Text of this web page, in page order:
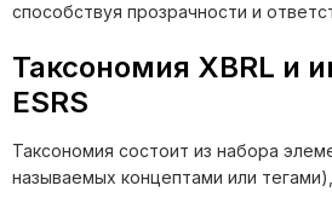
способствуя прозрачности и
Таксономия XBRL и
ESRS
Таксономия состоит из набора
называемых концептами или